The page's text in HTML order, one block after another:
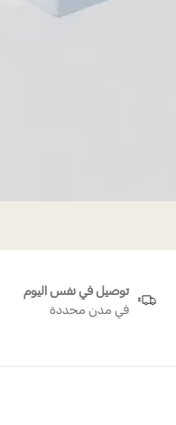
توصيل في نفس اليوم
في مدن محددة